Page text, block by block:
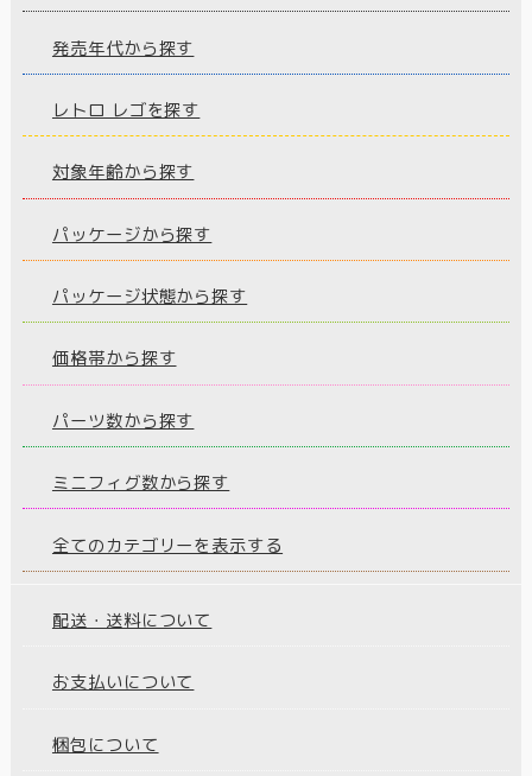
発売年代から探す
レトロ レゴを探す
対象年齢から探す
パッケージから探す
パッケージ状態から探す
価格帯から探す
パーツ数から探す
ミニフィグ数から探す
全てのカテゴリーを表示する
配送・送料について
お支払いについて
梱包について